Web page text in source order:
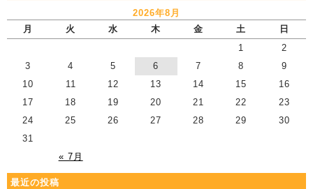
2026年8月
月
火 水 木 金 土 日
« 7月
1
2
3
4 5 6 7 8
9
10
11 12 13 14 15
16
17
18 19 20 21 22
23
24
25 26 27 28 29
30
31
最近の投稿